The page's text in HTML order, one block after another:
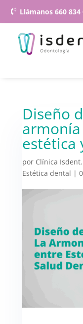
Llámanos 660 834
Diseño
estética
por Clínica
Estética dental |